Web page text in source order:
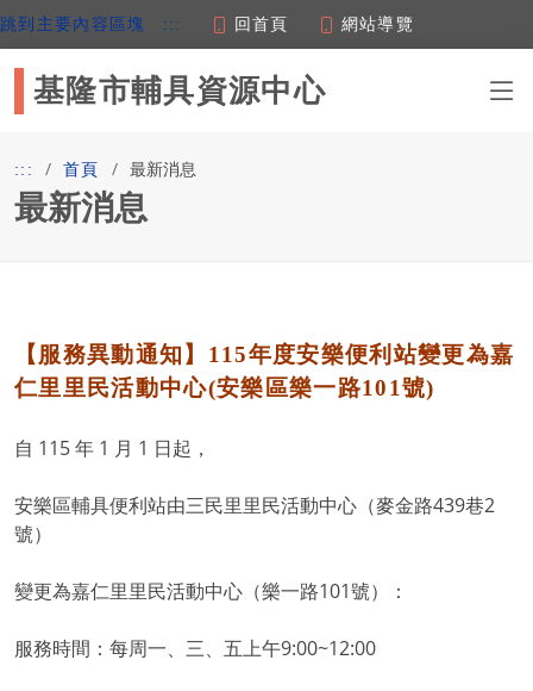
跳到主要內容區塊 ::: 回首頁 網站導覽
基隆市輔具資源中心
::: 首頁 最新消息
最新消息
【服務異動通知】115年度安樂便利站變更為嘉
仁里里民活動中心(安樂區樂一路101號)
自 115 年 1 月 1 日起，
安樂區輔具便利站由三民里里民活動中心（麥金路439巷2
號）
變更為嘉仁里里民活動中心（樂一路101號）：
服務時間：每周一、三、五上午9:00~12:00